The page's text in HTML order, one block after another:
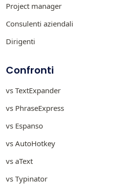
Project manager
Consulenti aziendali
Dirigenti
Confronti
vs TextExpander
vs PhraseExpress
vs Espanso
vs AutoHotkey
vs aText
vs Typinator